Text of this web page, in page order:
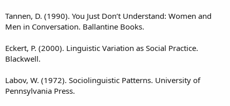
Tannen, D. (1990). You Just Don’t Understand: Women and
Men in Conversation. Ballantine Books.
Eckert, P. (2000). Linguistic Variation as Social Practice.
Blackwell.
Labov, W. (1972). Sociolinguistic Patterns. University of
Pennsylvania Press.